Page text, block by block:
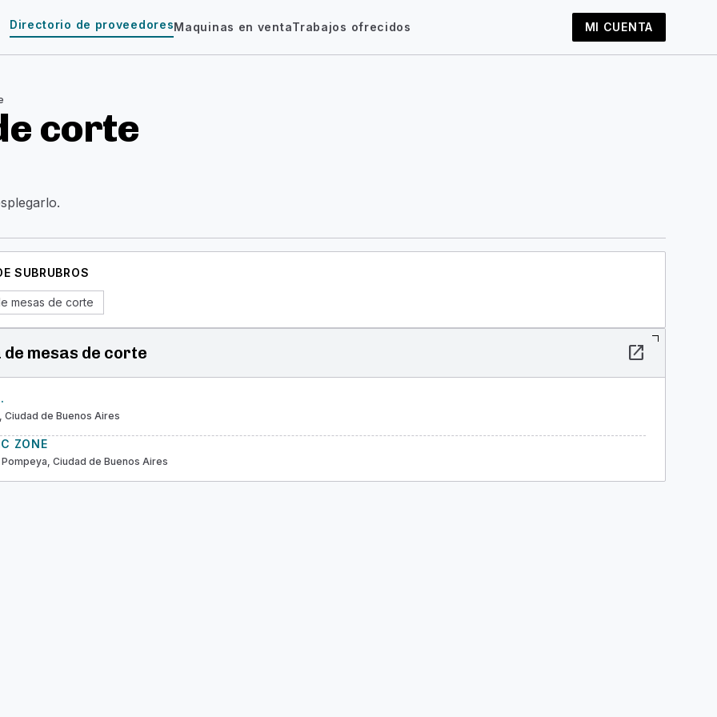
Directorio de proveedoresMaquinas en ventaTrabajos ofrecidos MI CUENTA
corte
SUBRUBROS
mesas de corte
de mesas de corte open_in_new
Ciudad de Buenos Aires
ZONE
Ciudad de Buenos Aires